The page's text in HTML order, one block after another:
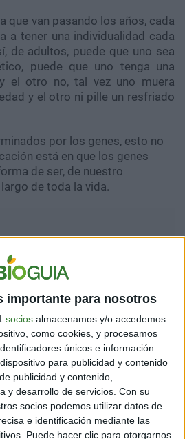
importante para nosotros
socios almacenamos y/o accedemos
como cookies, y procesamos
únicos e información
para publicidad y contenido
publicidad y contenido,
y desarrollo de servicios. Con su
socios podemos utilizar datos de
e identificación mediante las
Puede hacer clic para otorgarnos
que van pasando los años, cada
a tener una individualidad cada
de adultos, puede que uno sea
puede que uno tenga una
el otro no, tal vez uno muera
y el otro ni pille un resfriado
por los genes, esto no
está en que los genes
de ser, de nuestro
de toda la vida.
los mensajes que enviamos a
mejorar radicalmente